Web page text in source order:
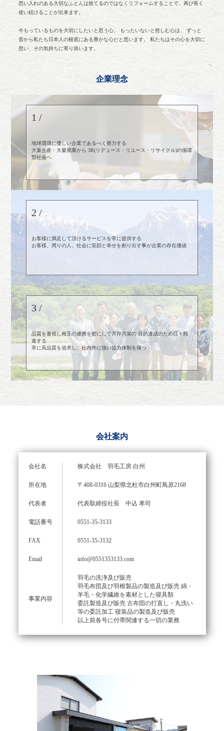
思い入れのある大切なふとんは捨てるのではなくリフォームすることで、再び長く
使い続けることが出来ます。
今もっているものを大切にしたいと思う心、 もったいないと慈しむ心は、 ずっと
昔から私たち日本人の根底にある豊かな心だと思います。 私たちはその心を大切に
思い、その気持ちに寄り添います。
企業理念
1 /
地球環境に優しい企業であるべく努力する
大量生産・大量廃棄から 3R(リデュース・リユース・リサイクル)の循環
型社会へ
2 /
お客様に満足して頂けるサービスを常に提供する
お客様、周りの人、社会に笑顔と幸せを創り出す事が企業の存在価値
3 /
品質を重視し相互の連携を密にして共存共栄の 目的達成のため日々精
進する
常に高品質を追求し、社内外に強い協力体制を保つ
会社案内
会社名 株式会社 羽毛工房 白州
所在地 〒408-0316 山梨県北杜市白州町鳥原2168
代表者 代表取締役社長 中込 孝司
電話番号 0551-35-3133
FAX 0551-35-3132
Email info@0551353133.com
事業内容
羽毛の洗浄及び販売
羽毛布団及び羽根製品の製造及び販売 綿・
羊毛・化学繊維を素材とした寝具類
委託製造及び販売 古布団の打直し・丸洗い
等の委託加工 寝装品の製造及び販売
以上前各号に付帯関連する一切の業務